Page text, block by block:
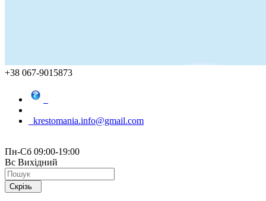
+38 067-9015873
krestomania.info@gmail.com
Пн-Сб 09:00-19:00
Вс Вихідний
Скрізь